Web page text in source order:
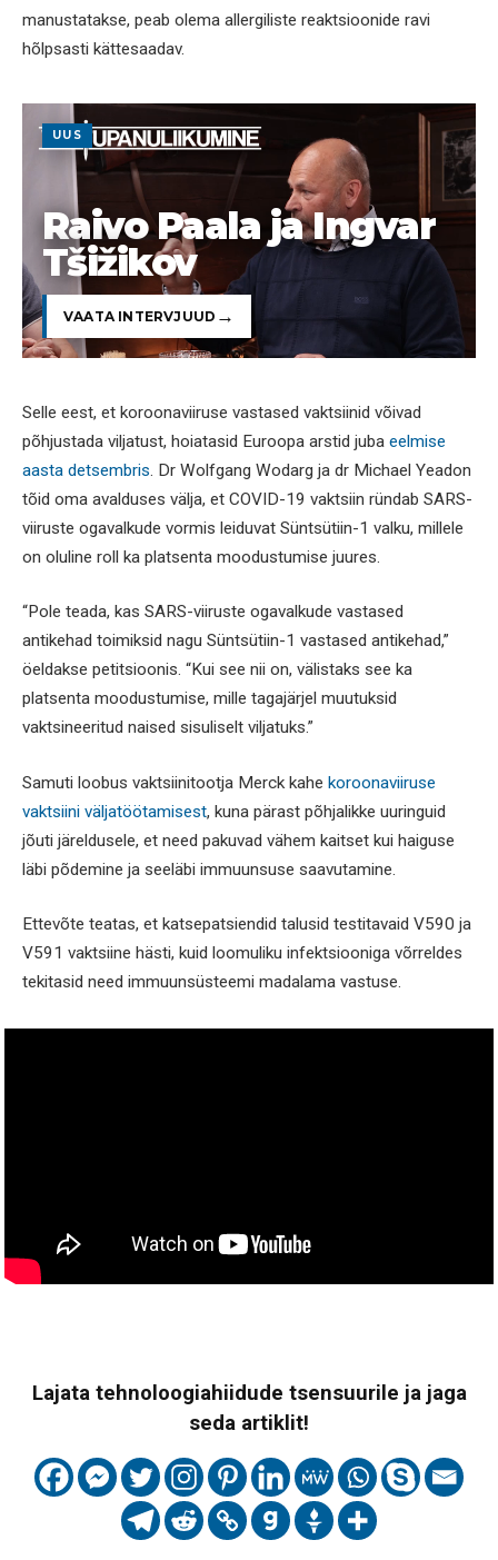
manustatakse, peab olema allergiliste reaktsioonide ravi
hõlpsasti kättesaadav.
UUS
Raivo Paala ja Ingvar
Tšižikov
VAATA INTERVJUUD
Selle eest, et koroonaviiruse vastased vaktsiinid võivad
põhjustada viljatust, hoiatasid Euroopa arstid juba eelmise
aasta detsembris . Dr Wolfgang Wodarg ja dr Michael Yeadon
tõid oma avalduses välja, et COVID-19 vaktsiin ründab SARS-
viiruste ogavalkude vormis leiduvat Süntsütiin-1 valku, millele
on oluline roll ka platsenta moodustumise juures.
“Pole teada, kas SARS-viiruste ogavalkude vastased
antikehad toimiksid nagu Süntsütiin-1 vastased antikehad,”
öeldakse petitsioonis. “Kui see nii on, välistaks see ka
platsenta moodustumise, mille tagajärjel muutuksid
vaktsineeritud naised sisuliselt viljatuks.”
Samuti loobus vaktsiinitootja Merck kahe koroonaviiruse
vaktsiini väljatöötamisest, kuna pärast põhjalikke uuringuid
jõuti järeldusele, et need pakuvad vähem kaitset kui haiguse
läbi põdemine ja seeläbi immuunsuse saavutamine.
Ettevõte teatas, et katsepatsiendid talusid testitavaid V590 ja
V591 vaktsiine hästi, kuid loomuliku infektsiooniga võrreldes
tekitasid need immuunsüsteemi madalama vastuse.
Lajata tehnoloogiahiidude tsensuurile ja jaga
seda artiklit!